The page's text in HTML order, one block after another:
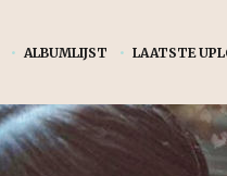
• ALBUMLIJST • LAATSTE